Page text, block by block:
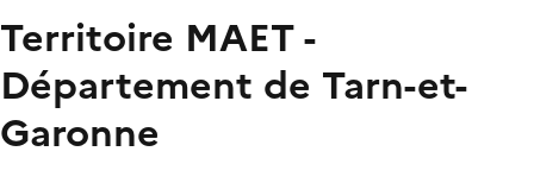
Territoire MAET -
Département de Tarn-et-
Garonne